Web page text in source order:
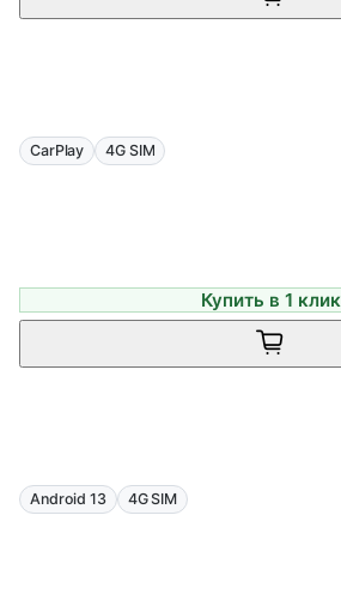
CarPlay 4G SIM
Купить в 1 клик
Android 13 4G SIM